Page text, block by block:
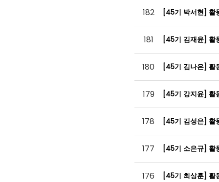
182 [45기 박서현] 활
181 [45기 김재윤] 활
180 [45기 김나은] 활
179 [45기 강지윤] 활
178 [45기 김성은] 활
177 [45기 소은규] 활
176 [45기 최상훈] 활